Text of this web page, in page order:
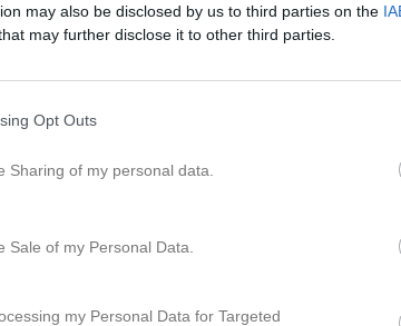
may also be disclosed by us to third parties on the
may further disclose it to other third parties.
Opt Outs
Sharing of my personal data.
Sale of my Personal Data.
my Personal Data for Targeted
Lagnyheter
All info finns även på vår nya hemsida Sportadmin hemsida Storvreta IBK Örnarna UPPDATERAD 2025-12-28 Kl.21:38 med tider för dag 2 för alla GEMENSAM INFO ENTRÈ Under cupen så finns en entréavgift för alla åskådare. (Uppdaterar så fort vi vet priser). tränare, deltagare och ledsagare får entréband av tränare vid första samlingen, kom ihåg att dessa band ska sitta kvar på båda dagarna (det går att duscha med banden) skulle bandet gå av så kan ni ta med det trasiga bandet för att få ett nytt. MAT Kom ihåg att ta med något att äta mellan matcherna eller så ni kan köpa något på arenan (betalkort eller swish fungerar). På arenan säljs det enklare förtäring hela dagarna och ordentliga luncher vissa tider. Undvik att ta med saker innehållande nötter till arenan pga av allergier. MENY RESTAURANGEN (Pris: 115kr/person) Söndag 28/12 Lunch 10.30-14.30 Pasta Bolognese Pasta sojabolognese (vegansk) Söndag 28/12 Middag 16.00-20.00 Kycklinggryta IFU-style med ris Sojagryta IFU-style med ris (vegansk) Måndag 29/12 Lunch 10.30-14.30 Köttbullar med kokt potatis, gräddsås och lingonsylt Sojabollar med kokt potatis, falsk gräddsås och lingonsylt (vegansk) __________________________________________________________ RÖD TRÄNINGSGRUPP Spelar 3mot3, 2x10min Storvreta IBK 1 (vita tröjor) Joakim Amira Matilda Josefin Eveline Love Hampus (dag 2) Storvreta IBK 2 (röda tröjor) Andreas Fredrik Jakob Gebeyehu Olsson Joel Marcus L Robert Båda röda lagen har samma samlings- och- matchtider Söndag 28/12 12.45 Samling match 1 (vid entrén) 13.20 Match 1 15.45 Samling match 2 (vid läktaren hall E) 16.05 Match 2 Måndag 29/12 9.30 Samling match 3 (vid läktaren hall E) 10.05 Match 3 12.15 Samling match 4 (vid läktaren hall E) 12.30 Match 4 ____________________________________________________________ SVART TRÄNINGSGRUPP Spelar 5mot5, 2x15min Söndag 28/12 11.00 Samling för match 1 (vid entrén) 11.40 Match 1: IF Pluss - Storvreta IBK 17.30 Samling för match 2 (vid läktaren hall E) 17.55 Match 2: Storvreta IBK - Djurgården Emellan matcherna dag 1 får ni välja om ni vill åka hem eller stanna kvar i hallen då det är lång tid mellan matcherna. Måndag 29/12 13.00 Samling för match 3 13.40 Match 3 SIBK - Roslagen 15.50 Samling för match 4 16.15 Match 4